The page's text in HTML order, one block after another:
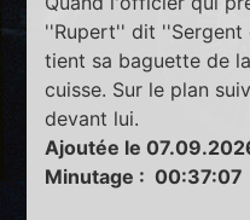
''Rupert'' dit
tient sa baguette de
cuisse. Sur le plan
devant lui.
Ajoutée le
Minutage : 00:37:07